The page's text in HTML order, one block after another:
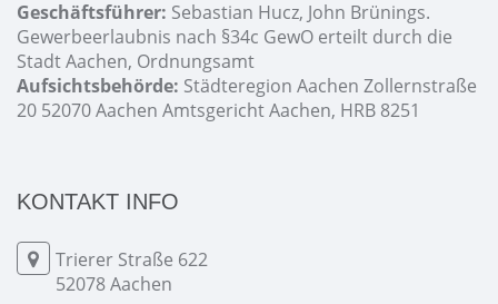
Geschäftsführer: Sebastian Hucz, John Brünings.
Gewerbeerlaubnis nach §34c GewO erteilt durch die
Stadt Aachen, Ordnungsamt
Aufsichtsbehörde: Städteregion Aachen Zollernstraße
20 52070 Aachen Amtsgericht Aachen, HRB 8251
KONTAKT INFO
Trierer Straße 622
52078 Aachen